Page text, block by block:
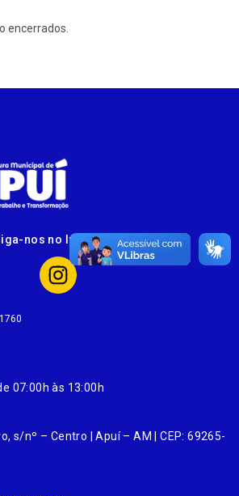
encerrados.
nos no Instagram
07:00h às 13:00h
s/nº – Centro | Apuí – AM | CEP: 69265-